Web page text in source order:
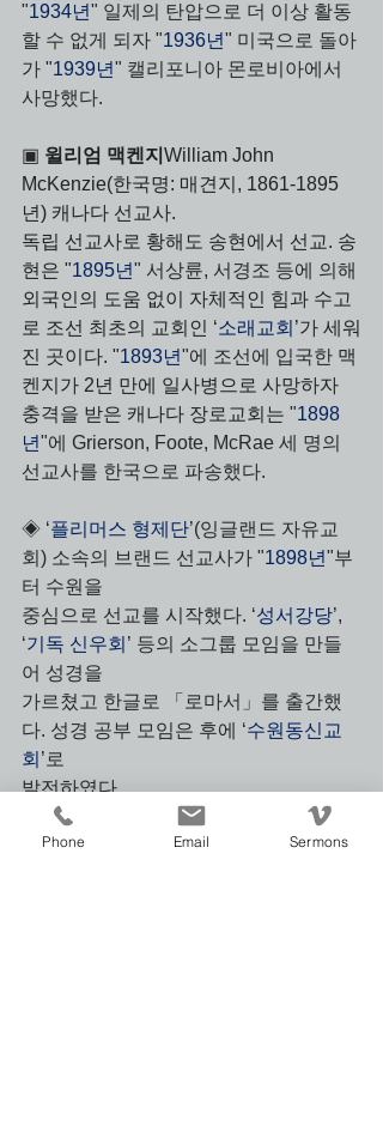
"1934년" 일제의 탄압으로 더 이상 활동
할 수 없게 되자 "1936년" 미국으로 돌아
가 "1939년" 캘리포니아 몬로비아에서
사망했다.
▣ 윌리엄 맥켄지 William John
McKenzie(한국명: 매견지, 1861-1895
년) 캐나다 선교사.
독립 선교사로 황해도 송현에서 선교. 송
현은 "1895년" 서상륜, 서경조 등에 의해
외국인의 도움 없이 자체적인 힘과 수고
로 조선 최초의 교회인 ‘소래교회 ’가 세워
진 곳이다. "1893년"에 조선에 입국한 맥
켄지가 2년 만에 일사병으로 사망하자
충격을 받은 캐나다 장로교회는 "1898
년"에 Grierson, Foote, McRae 세 명의
선교사를 한국으로 파송했다.
◈ ‘플리머스 형제단’(잉글랜드 자유교
회) 소속의 브랜드 선교사가 "1898년"부
터 수원을
중심으로 선교를 시작했다. ‘성서강당’,
‘기독 신우회 ’ 등의 소그룹 모임을 만들
어 성경을
가르쳤고 한글로 「로마서」를 출간했
다. 성경 공부 모임은 후에 ‘수원동신교
회 ’로
발전하였다.
Phone Email Sermons